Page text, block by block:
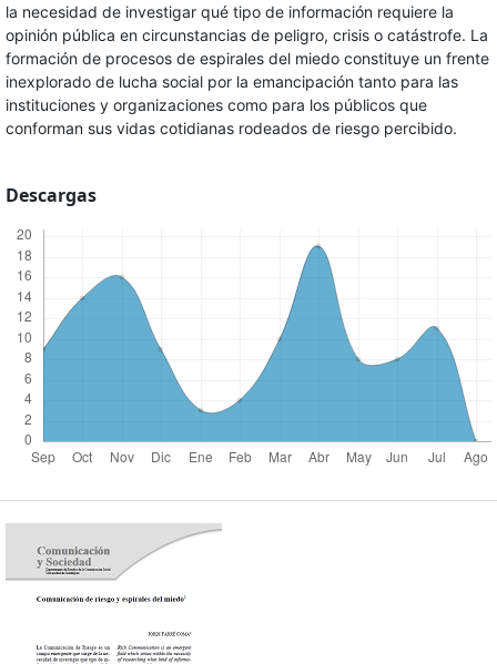
la necesidad de investigar qué tipo de información requiere la
opinión pública en circunstancias de peligro, crisis o catástrofe. La
formación de procesos de espirales del miedo constituye un frente
inexplorado de lucha social por la emancipación tanto para las
instituciones y organizaciones como para los públicos que
conforman sus vidas cotidianas rodeados de riesgo percibido.
Descargas